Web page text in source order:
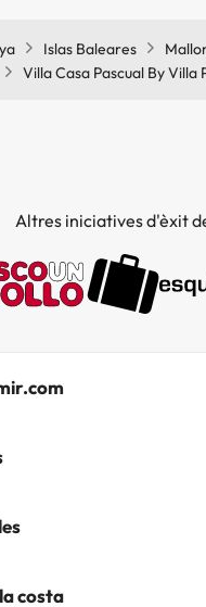
Islas Baleares
Villa Casa Pascual By Villa
Altres iniciatives d'èxit
Balears
costa